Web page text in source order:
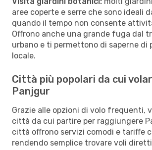
aree coperte e serre che sono ideali
quando il tempo non consente
Offrono anche una grande fuga dal
urbano e ti permettono di saperne di
locale.
Città più popolari da cui
Panjgur
Grazie alle opzioni di volo frequenti,
città da cui partire per raggiungere
città offrono servizi comodi e tariffe
rendendo semplice trovare voli